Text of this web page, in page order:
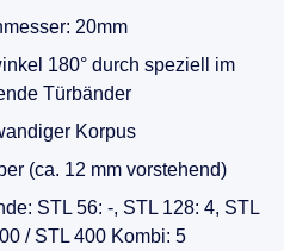
20mm
180° durch speziell im
Türbänder
Korpus
(ca. 12 mm vorstehend)
STL 56: -, STL 128: 4, STL
/ STL 400 Kombi: 5